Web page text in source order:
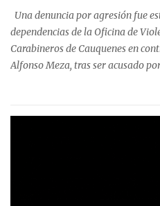
precisa que la mayor cantidad de
Talca, donde...
Una denuncia por agresión fue
dependencias de la Oficina de
Carabineros de Cauquenes en
Alfonso Meza, tras ser acusado
relató que los hechos ocurrieron